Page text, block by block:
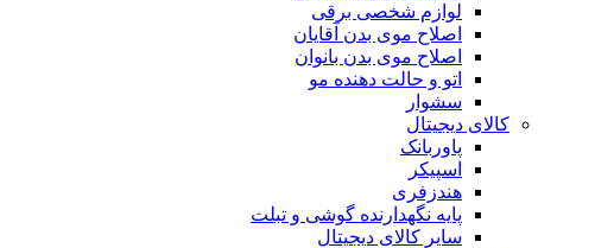
لوازم شخصی برقی
اصلاح موی بدن آقایان
اصلاح موی بدن بانوان
اتو و حالت دهنده مو
سشوار
کالای دیجیتال
پاوربانک
اسپیکر
هندزفری
پایه نگهدارنده گوشی و تبلت
سایر کالای دیجیتال